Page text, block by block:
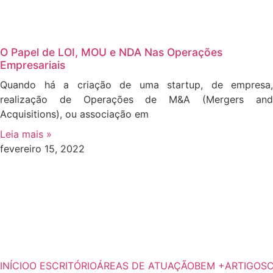
O Papel de LOI, MOU e NDA Nas Operações
Empresariais
Quando há a criação de uma startup, de empresa,
realização de Operações de M&A (Mergers and
Acquisitions), ou associação em
Leia mais »
fevereiro 15, 2022
INÍCIOO ESCRITÓRIOÁREAS DE ATUAÇÃOBEM +ARTIGOS